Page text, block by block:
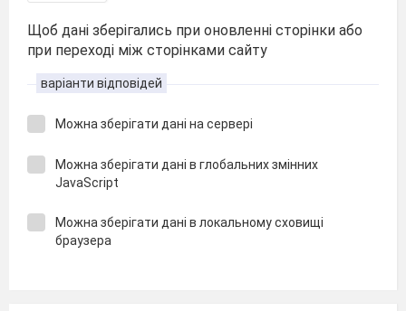
Щоб дані зберігались при оновленні сторінки або
при переході між сторінками сайту
варіанти відповідей
Можна зберігати дані на сервері
Можна зберігати дані в глобальних змінних
JavaScript
Можна зберігати дані в локальному сховищі
браузера